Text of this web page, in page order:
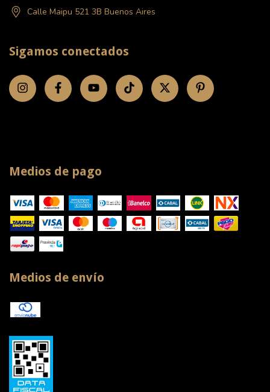
Calle Maipu 521 3B Buenos Aires
Sigamos conectados
Medios de pago
Medios de envío